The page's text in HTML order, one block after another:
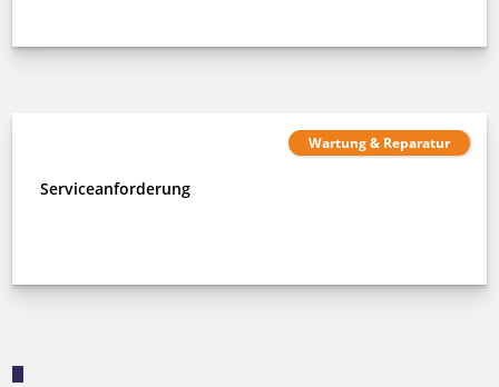
Wartung & Reparatur
Serviceanforderung